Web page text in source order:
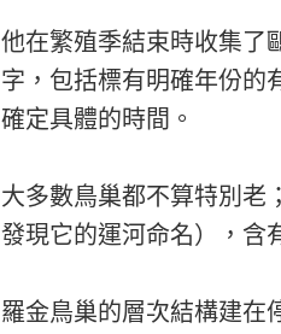
他在繁殖季結束時收集了
字，包括標有明確年份的
確定具體的時間。
大多數鳥巢都不算特別老
發現它的運河命名），含
羅金鳥巢的層次結構建在